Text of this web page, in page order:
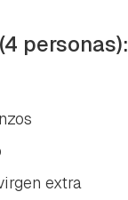
personas):
extra